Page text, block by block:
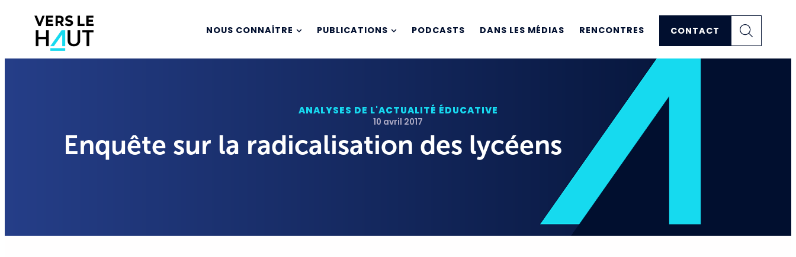
NOUS CONNAÎTRE PUBLICATIONS PODCASTS DANS LES MÉDIAS RENCONTRES CONTACT
ANALYSES DE L'ACTUALITÉ ÉDUCATIVE
10 avril 2017
Enquête sur la radicalisation des lycéens